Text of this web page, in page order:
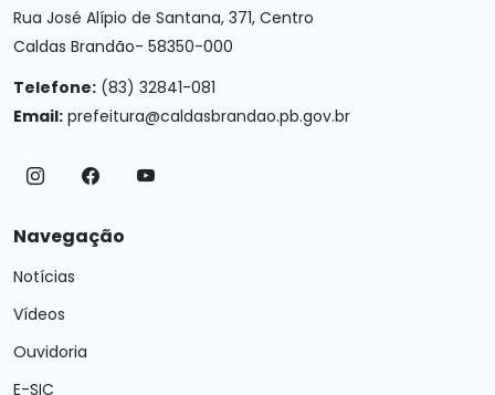
Rua José Alípio de Santana, 371, Centro
Caldas Brandão- 58350-000
Telefone: (83) 32841-081
Email: prefeitura@caldasbrandao.pb.gov.br
Navegação
Notícias
Vídeos
Ouvidoria
E-SIC